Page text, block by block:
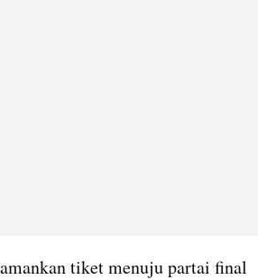
tiket menuju partai final